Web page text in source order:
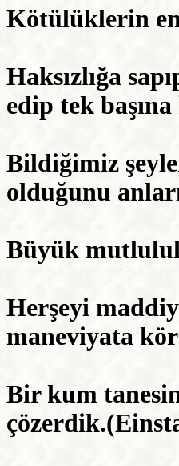
Kötülüklerin en
Haksızlığa
edip tek
Bildiğimiz
olduğunu
Büyük
Herşeyi
maneviyata
Bir kum